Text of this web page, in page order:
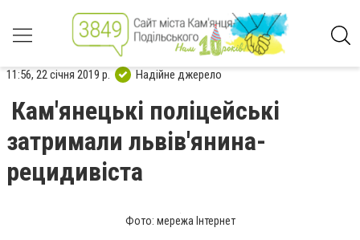
11:56, 22 січня 2019 р. Надійне джерело
Кам'янецькі поліцейські
затримали львів'янина-
рецидивіста
Фото: мережа Інтернет